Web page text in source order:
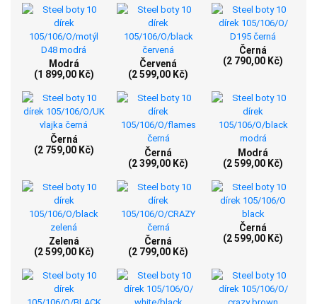
Modrá
(1 899,00 Kč)
Červená
(2 599,00 Kč)
Černá
(2 790,00 Kč)
Černá
(2 759,00 Kč)
Černá
(2 399,00 Kč)
Modrá
(2 599,00 Kč)
Zelená
(2 599,00 Kč)
Černá
(2 799,00 Kč)
Černá
(2 599,00 Kč)